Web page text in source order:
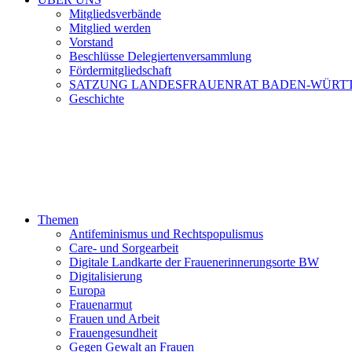
Mitgliedsverbände
Mitglied werden
Vorstand
Beschlüsse Delegiertenversammlung
Fördermitgliedschaft
SATZUNG LANDESFRAUENRAT BADEN-
Geschichte
Themen
Antifeminismus und Rechtspopulismus
Care- und Sorgearbeit
Digitale Landkarte der Frauenerinnerungsorte BW
Digitalisierung
Europa
Frauenarmut
Frauen und Arbeit
Frauengesundheit
Gegen Gewalt an Frauen